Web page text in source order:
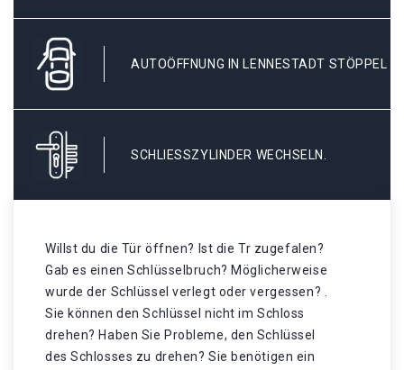
AUTOÖFFNUNG IN LENNESTADT STÖPPEL
SCHLIESSZYLINDER WECHSELN.
Willst du die Tür öffnen? Ist die Tr zugefalen?
Gab es einen Schlüsselbruch? Möglicherweise
wurde der Schlüssel verlegt oder vergessen? .
Sie können den Schlüssel nicht im Schloss
drehen? Haben Sie Probleme, den Schlüssel
des Schlosses zu drehen? Sie benötigen ein